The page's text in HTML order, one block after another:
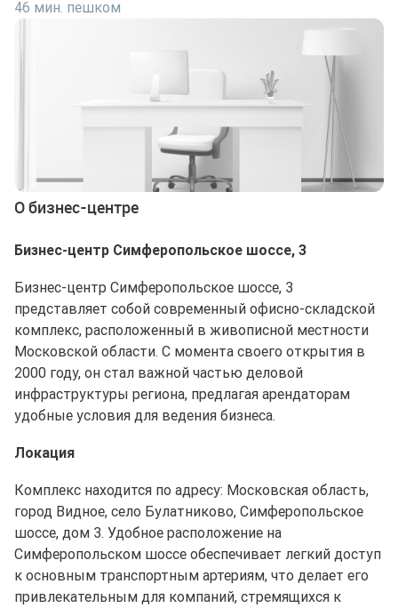
46 мин. пешком
О бизнес-центре
Бизнес-центр Симферопольское шоссе, 3
Бизнес-центр Симферопольское шоссе, 3
представляет собой современный офисно-складской
комплекс, расположенный в живописной местности
Московской области. С момента своего открытия в
2000 году, он стал важной частью деловой
инфраструктуры региона, предлагая арендаторам
удобные условия для ведения бизнеса.
Локация
Комплекс находится по адресу: Московская область,
город Видное, село Булатниково, Симферопольское
шоссе, дом 3. Удобное расположение на
Симферопольском шоссе обеспечивает легкий доступ
к основным транспортным артериям, что делает его
привлекательным для компаний, стремящихся к